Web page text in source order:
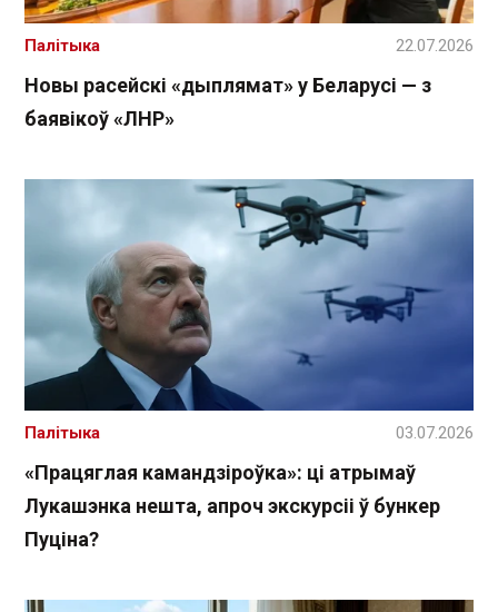
Новы расейскі «дыплямат» у Беларусі — з
баявікоў «ЛНР»
Палітыка 22.07.2026
«Працяглая камандзіроўка»: ці атрымаў
Лукашэнка нешта, апроч экскурсіі ў бункер
Пуціна?
Палітыка 03.07.2026